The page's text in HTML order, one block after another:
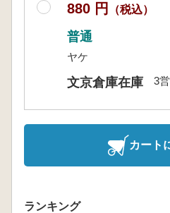
880 円 （税込）
普通
ヤケ
文京倉庫在庫 3
カート
ランキング